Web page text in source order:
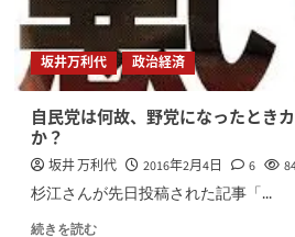
坂井万利代 政治経済
自民党は何故、野党になったとき
か？
坂井 万利代 2016年2月4日 6
杉江さんが先日投稿された記事「...
続きを読む